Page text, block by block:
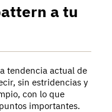
a tu
tendencia actual de
sin estridencias y
con lo que
importantes.